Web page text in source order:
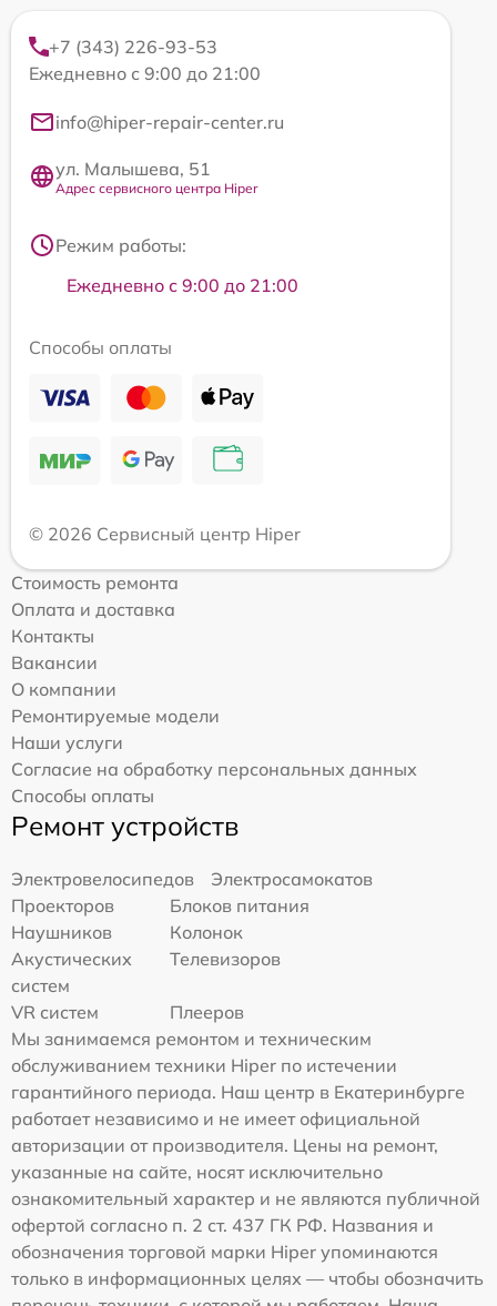
+7 (343) 226-93-53
Ежедневно с 9:00 до 21:00
info@hiper-repair-center.ru
ул. Малышева, 51
Адрес сервисного центра Hiper
Режим работы:
Ежедневно с 9:00 до 21:00
Способы оплаты
© 2026 Сервисный центр Hiper
Стоимость ремонта
Оплата и доставка
Контакты
Вакансии
О компании
Ремонтируемые модели
Наши услуги
Согласие на обработку персональных данных
Способы оплаты
Ремонт устройств
Электровелосипедов
Электросамокатов
Проекторов
Блоков питания
Наушников
Колонок
Акустических
систем
Телевизоров
VR систем
Плееров
Мы занимаемся ремонтом и техническим
обслуживанием техники Hiper по истечении
гарантийного периода. Наш центр в Екатеринбурге
работает независимо и не имеет официальной
авторизации от производителя. Цены на ремонт,
указанные на сайте, носят исключительно
ознакомительный характер и не являются публичной
офертой согласно п. 2 ст. 437 ГК РФ. Названия и
обозначения торговой марки Hiper упоминаются
только в информационных целях — чтобы обозначить